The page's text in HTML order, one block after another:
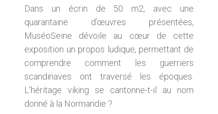
Dans un écrin de 50 m2, avec une
quarantaine d’œuvres présentées,
MuséoSeine dévoile au cœur de cette
exposition un propos ludique, permettant de
comprendre comment les guerriers
scandinaves ont traversé les époques.
L’héritage viking se cantonne-t-il au nom
donné à la Normandie ?